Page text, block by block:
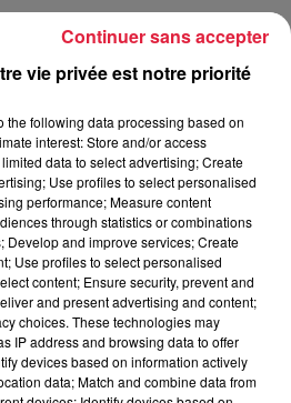
vie privée est notre priorité
the following data processing based on
interest: Store and/or access
data to select advertising; Create
Use profiles to select personalised
performance; Measure content
through statistics or combinations
Develop and improve services; Create
Use profiles to select personalised
content; Ensure security, prevent and
and present advertising and content;
choices. These technologies may
IP address and browsing data to offer
devices based on information actively
data; Match and combine data from
Continuer sans accepter